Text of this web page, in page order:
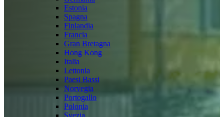
Estonia
Spagna
Finlandia
Francia
Gran Bretagna
Hong Kong
Italia
Lettonia
Paesi Bassi
Norvegia
Portogallo
Polonia
Svezia